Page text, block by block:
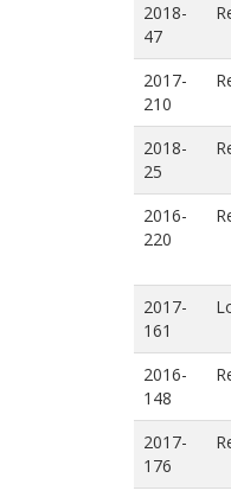
2018-
47
2017-
210
2018-
25
2016-
220
2017-
161
2016-
148
2017-
176